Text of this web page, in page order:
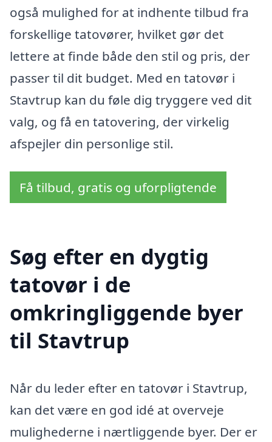
også mulighed for at indhente tilbud fra
forskellige tatovører, hvilket gør det
lettere at finde både den stil og pris, der
passer til dit budget. Med en tatovør i
Stavtrup kan du føle dig tryggere ved dit
valg, og få en tatovering, der virkelig
afspejler din personlige stil.
Få tilbud, gratis og uforpligtende
Søg efter en dygtig
tatovør i de
omkringliggende byer
til Stavtrup
Når du leder efter en tatovør i Stavtrup,
kan det være en god idé at overveje
mulighederne i nærtliggende byer. Der er